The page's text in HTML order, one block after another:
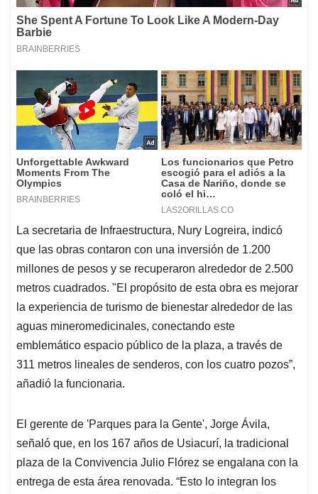
La secretaria de Infraestructura, Nury Logreira, indicó
que las obras contaron con una inversión de 1.200
millones de pesos y se recuperaron alrededor de 2.500
metros cuadrados. "El propósito de esta obra es mejorar
la experiencia de turismo de bienestar alrededor de las
aguas mineromedicinales, conectando este
emblemático espacio público de la plaza, a través de
311 metros lineales de senderos, con los cuatro pozos”,
añadió la funcionaria.
El gerente de 'Parques para la Gente', Jorge Ávila,
señaló que, en los 167 años de Usiacurí, la tradicional
plaza de la Convivencia Julio Flórez se engalana con la
entrega de esta área renovada. “Esto lo integran los